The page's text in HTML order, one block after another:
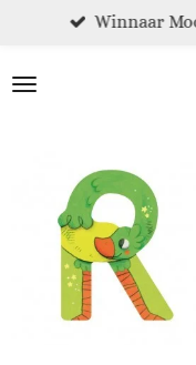
naar
Winnaar